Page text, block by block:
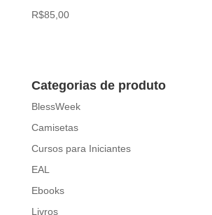
R$85,00
Categorias de produto
BlessWeek
Camisetas
Cursos para Iniciantes
EAL
Ebooks
Livros